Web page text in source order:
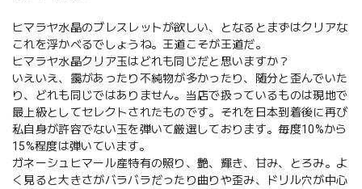
ヒマラヤ水晶のブレスレットが欲しい、となるとまずはクリアな
これを浮かべるでしょうね。王道こそが王道だ。
ヒマラヤ水晶クリア玉はどれも同じだと思いますか？
いえいえ、靄があったり不純物が多かったり、随分と歪んでいた
り、どれも同じではありません。当店で扱っているものは現地で
最上級としてセレクトされたものです。それを日本到着後に再び
私自身が許容でない玉を弾いて厳選しております。毎度10%から
15%程度は弾いています。
ガネーシュヒマール産特有の照り、艶、輝き、甘み、とろみ。よ
く見ると大きさがバラバラだったり曲りや歪み、ドリル穴が中心